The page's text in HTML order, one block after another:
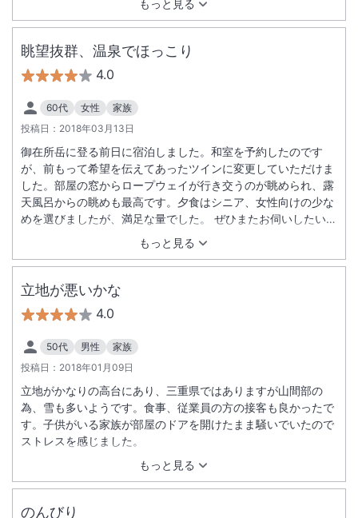
もっと見る
眺望抜群、温泉でほっこり
4.0
60代 女性
家族
投稿日： 2018年03月13日
もっと見る
御在所岳に登る前日に宿泊しました。和室を予約したのです
が、前もって希望を伝えてあったツインに変更していただけま
した。部屋の窓からロープウェイが行き交うのが眺められ、露
天風呂からの眺めも最高です。夕食はシニア、女性向けの少な
めを選びましたが、満足な量でした。 ぜひまたお伺いしたいと
立地が悪いかな
4.0
50代 男性
家族
投稿日： 2018年01月09日
もっと見る
立地がかなりの高台にあり、三重県ではありますが山間部の
為、雪も多いようです。食事、従業員の方の接客も良かったで
す。子供がいる家族が部屋のドアを開けたまま騒いでいたので
ストレスを感じました。
のんびり